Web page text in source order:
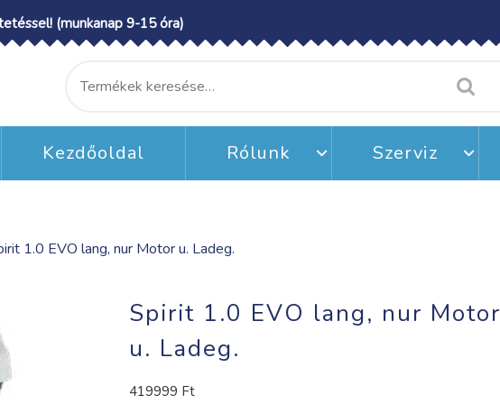
(munkanap 9-15 óra)
Keresés
a
Kezdőoldal Rólunk Szerviz
1.0 EVO lang, nur Motor u. Ladeg.
Spirit 1.0 EVO lang, nur Motor
u. Ladeg.
419999 Ft